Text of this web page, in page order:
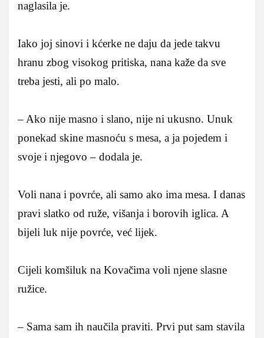
naglasila je.
Iako joj sinovi i kćerke ne daju da jede takvu
hranu zbog visokog pritiska, nana kaže da sve
treba jesti, ali po malo.
– Ako nije masno i slano, nije ni ukusno. Unuk
ponekad skine masnoću s mesa, a ja pojedem i
svoje i njegovo – dodala je.
Voli nana i povrće, ali samo ako ima mesa. I danas
pravi slatko od ruže, višanja i borovih iglica. A
bijeli luk nije povrće, već lijek.
Cijeli komšiluk na Kovačima voli njene slasne
ružice.
– Sama sam ih naučila praviti. Prvi put sam stavila